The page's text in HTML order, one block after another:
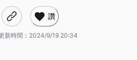
讚
新時間： 2024/9/19 20:34